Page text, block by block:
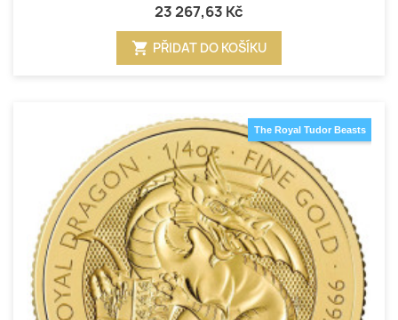
23 267,63 Kč
shopping_cart PŘIDAT DO KOŠÍKU
The Royal Tudor Beasts